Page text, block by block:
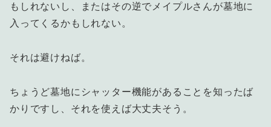
もしれないし、またはその逆でメイプルさんが墓地に
入ってくるかもしれない。
それは避けねば。
ちょうど墓地にシャッター機能があることを知ったば
かりですし、それを使えば大丈夫そう。